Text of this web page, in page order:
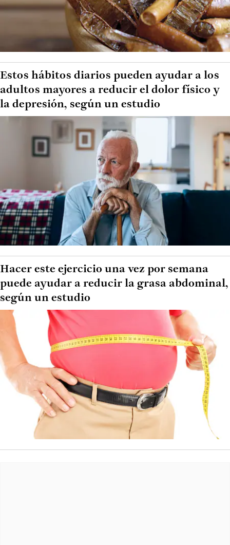
Estos hábitos diarios pueden ayudar a los
adultos mayores a reducir el dolor físico y
la depresión, según un estudio
Hacer este ejercicio una vez por semana
puede ayudar a reducir la grasa abdominal,
según un estudio